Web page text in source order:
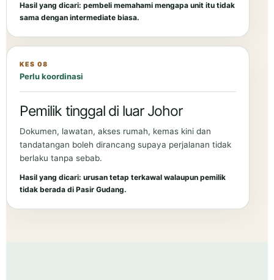
Hasil yang dicari: pembeli memahami mengapa unit itu tidak
sama dengan intermediate biasa.
KES 08
Perlu koordinasi
Pemilik tinggal di luar Johor
Dokumen, lawatan, akses rumah, kemas kini dan
tandatangan boleh dirancang supaya perjalanan tidak
berlaku tanpa sebab.
Hasil yang dicari: urusan tetap terkawal walaupun pemilik
tidak berada di Pasir Gudang.